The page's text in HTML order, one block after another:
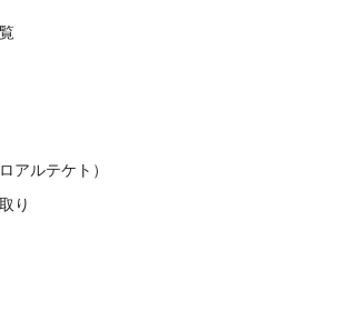
アルテケト）
り